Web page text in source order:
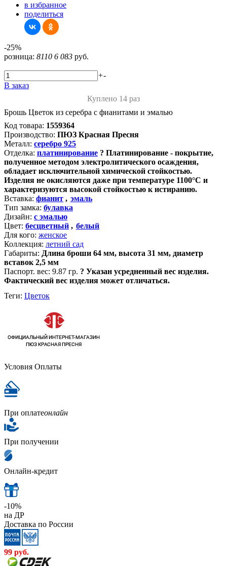
в избранное
поделиться
-25%
розница: 8110 6 083 руб.
+-
В заказ
Куплено 14 раз
Брошь Цветок из серебра с фианитами и эмалью
Код товара: 1559364
Производство: ПЮЗ Красная Пресня
Металл: серебро 925
Отделка: платинирование ? Платинирование - покрытие,
полученное методом электролитического осаждения,
обладает исключительной химической стойкостью.
Изделия не окисляются даже при температуре 1100°С и
характеризуются высокой стойкостью к истиранию.
Вставка: фианит , эмаль
Тип замка: булавка
Дизайн: с эмалью
Цвет: бесцветный , белый
Для кого: женское
Коллекция: летний сад
Габариты: Длина броши 64 мм, высота 31 мм, диаметр
вставок 2,5 мм
Паспорт. вес: 9.87 гр. ? Указан усредненный вес изделия.
Фактический вес изделия может отличаться.
Теги: Цветок
Условия Оплаты
При оплатеонлайн
При получении
Онлайн-кредит
-10%
на ДР
Доставка по России
99 руб.